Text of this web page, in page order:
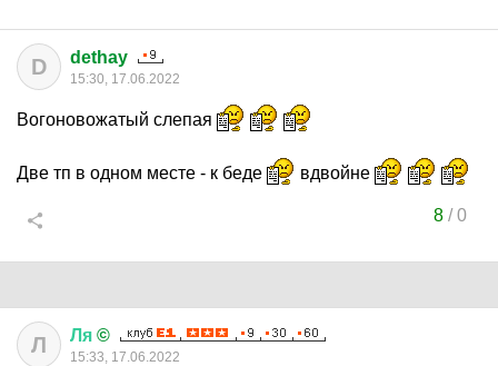
D dethay
15:30, 17.06.2022
Вогоновожатый слепая
Две тп в одном месте - к беде вдвойне
8/0
Л Ля ©
15:33, 17.06.2022